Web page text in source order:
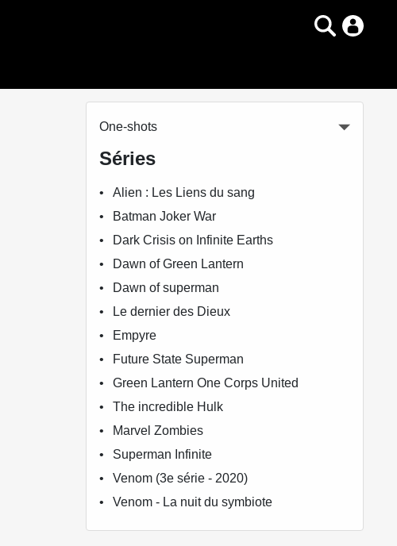
One-shots
Séries
Alien : Les Liens du sang
Batman Joker War
Dark Crisis on Infinite Earths
Dawn of Green Lantern
Dawn of superman
Le dernier des Dieux
Empyre
Future State Superman
Green Lantern One Corps United
The incredible Hulk
Marvel Zombies
Superman Infinite
Venom (3e série - 2020)
Venom - La nuit du symbiote